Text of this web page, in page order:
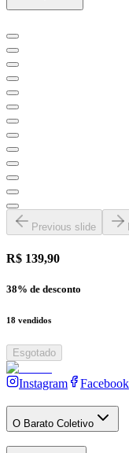
Previous slide
R$ 139,90
38% de desconto
18 vendidos
Esgotado
Instagram Facebook
O Barato Coletivo